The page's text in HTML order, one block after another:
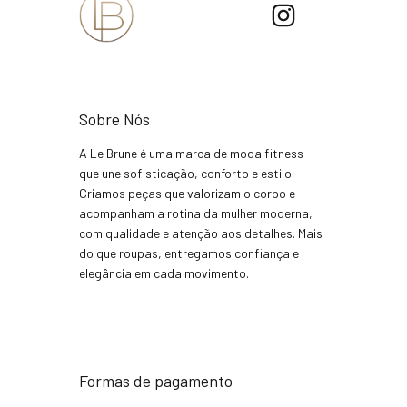
Sobre Nós
A Le Brune é uma marca de moda fitness
que une sofisticação, conforto e estilo.
Criamos peças que valorizam o corpo e
acompanham a rotina da mulher moderna,
com qualidade e atenção aos detalhes. Mais
do que roupas, entregamos confiança e
elegância em cada movimento.
Formas de pagamento